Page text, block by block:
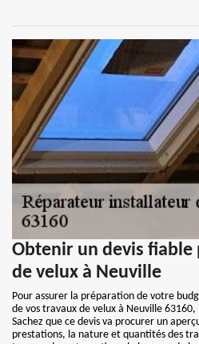
Obtenir un devis fiable
de velux à Neuville
Pour assurer la préparation de votre
de vos travaux de velux à Neuville
Sachez que ce devis va procurer un
prestations, la nature et quantités des